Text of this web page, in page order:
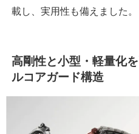
載し、実用性も備えました。
高剛性と小型・軽量化
ルコアガード構造